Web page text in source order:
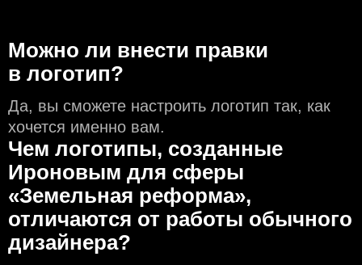
Можно ли внести правки
в логотип?
Да, вы сможете настроить логотип так, как
хочется именно вам.
Чем логотипы, созданные
Ироновым для сферы
«Земельная реформа»,
отличаются от работы обычного
дизайнера?